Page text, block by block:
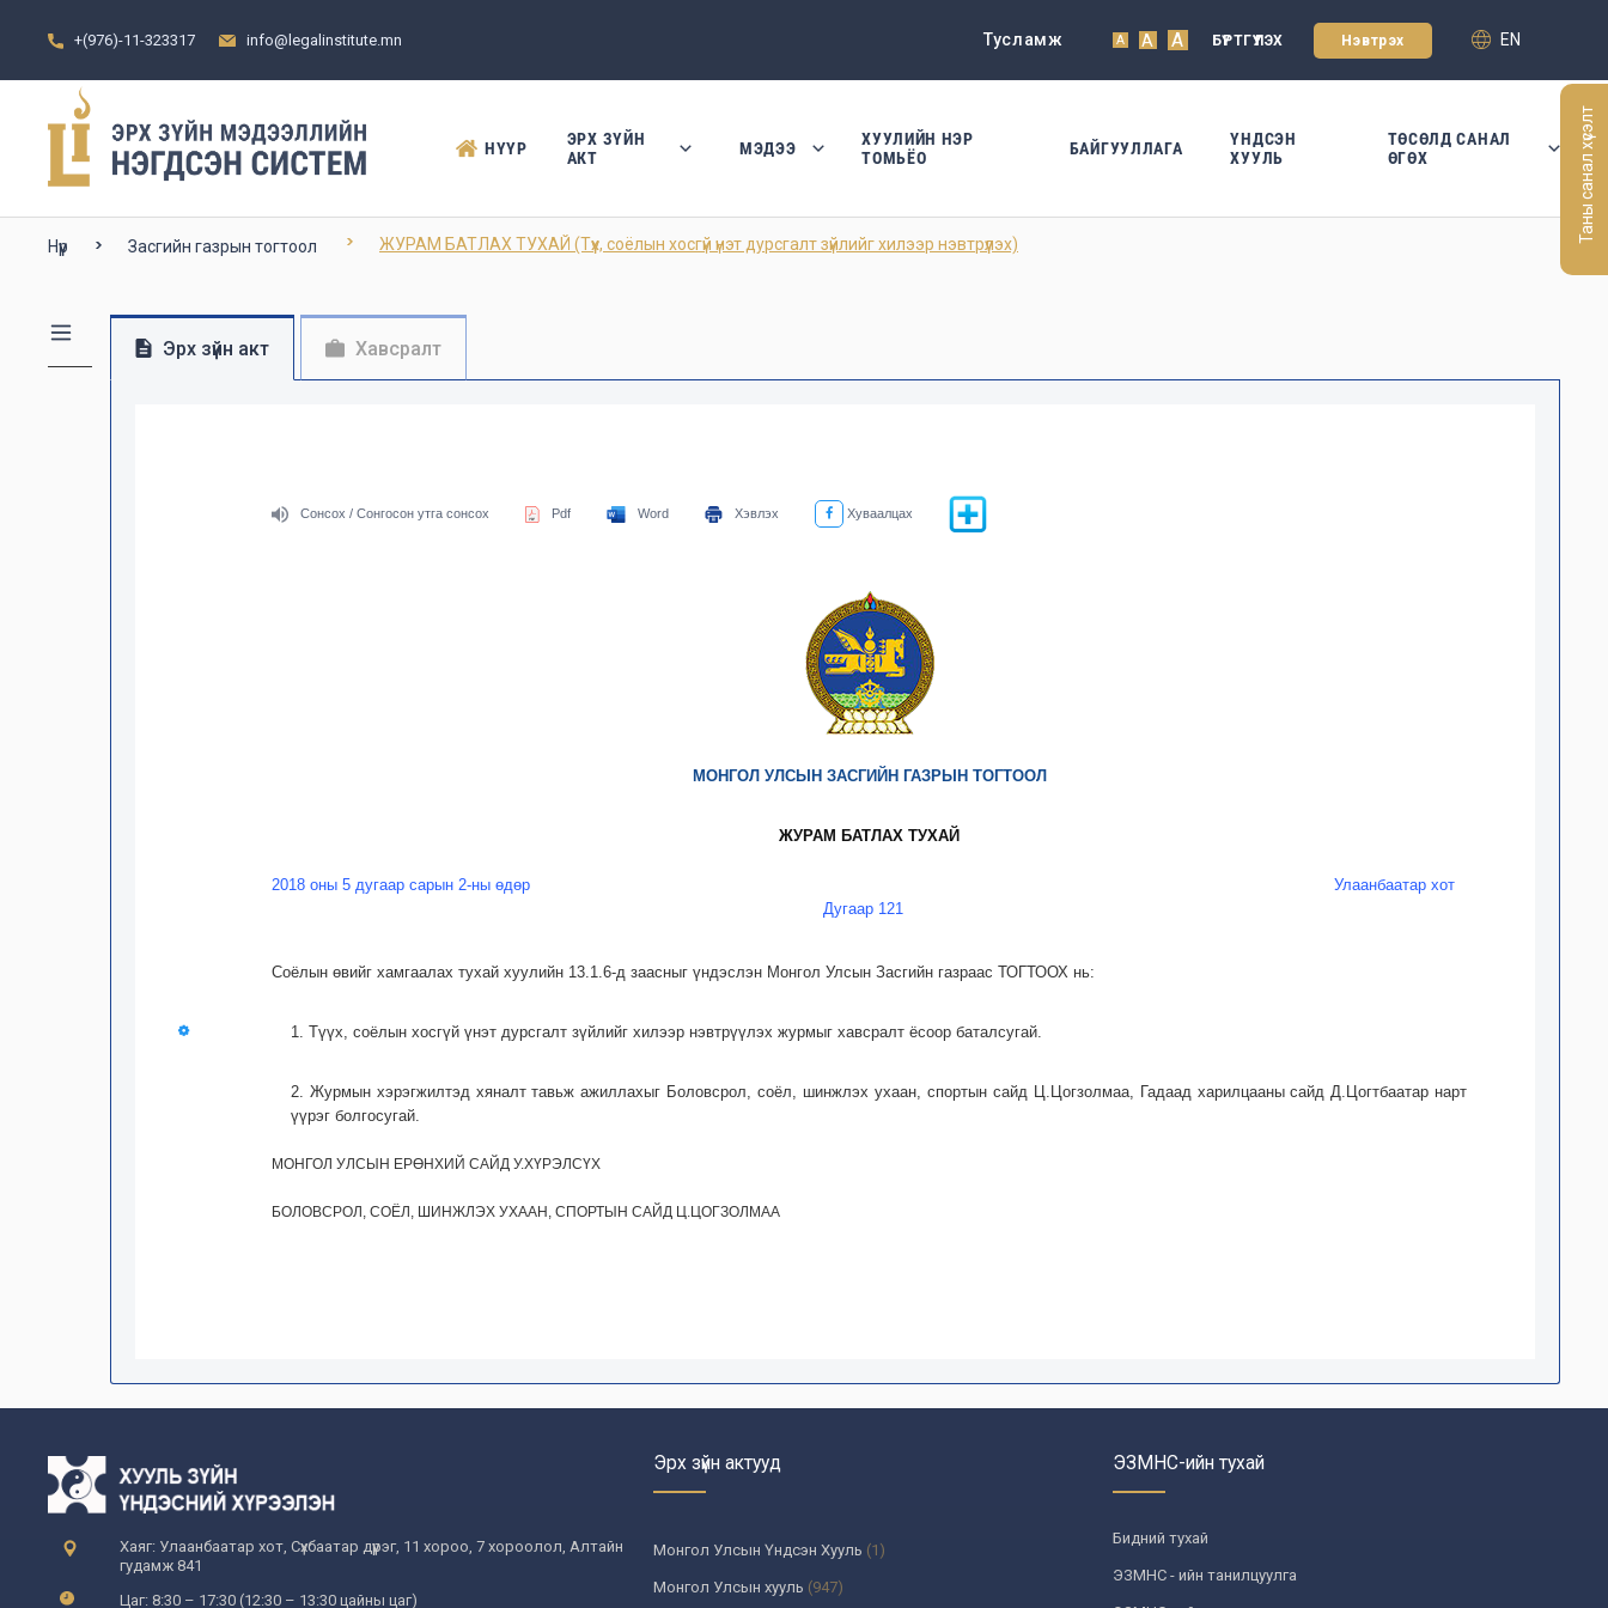
+(976)-11-323317 info@legalinstitute.mn Тусламж A A A БҮРТГҮҮЛЭХ Нэвтрэх EN
НҮҮР
ЭРХ ЗҮЙН
АКТ
МЭДЭЭ
ХУУЛИЙН НЭР
ТОМЬЁО
БАЙГУУЛЛАГА
ҮНДСЭН
ХУУЛЬ
ТӨСӨЛД САНАЛ
ӨГӨХ
Нүүр Засгийн газрын тогтоол ЖУРАМ БАТЛАХ ТУХАЙ (Түүх, соёлын хосгүй үнэт дурсгалт зүйлийг хилээр нэвтрүүлэх)
Эрх зүйн акт Хавсралт
Сонсох / Сонгосон утга сонсох Pdf Word Хэвлэх Хуваалцах
МОНГОЛ УЛСЫН ЗАСГИЙН ГАЗРЫН ТОГТООЛ
ЖУРАМ БАТЛАХ ТУХАЙ
2018 оны 5 дугаар сарын 2-ны өдөр
Дугаар 121
Улаанбаатар хот
Соёлын өвийг хамгаалах тухай хуулийн 13.1.6-д заасныг үндэслэн Монгол Улсын Засгийн газраас ТОГТООХ нь:
1. Түүх, соёлын хосгүй үнэт дурсгалт зүйлийг хилээр нэвтрүүлэх журмыг хавсралт ёсоор баталсугай.
2. Журмын хэрэгжилтэд хяналт тавьж ажиллахыг Боловсрол, соёл, шинжлэх ухаан, спортын сайд Ц.Цогзолмаа, Гадаад харилцааны сайд Д.Цогтбаатар нарт
үүрэг болгосугай.
МОНГОЛ УЛСЫН ЕРӨНХИЙ САЙД У.ХҮРЭЛСҮХ
БОЛОВСРОЛ, СОЁЛ, ШИНЖЛЭХ УХААН, СПОРТЫН САЙД Ц.ЦОГЗОЛМАА
Хаяг: Улаанбаатар хот, Сүхбаатар дүүрэг, 11 хороо, 7 хороолол, Алтайн
гудамж 841
Цаг: 8:30 – 17:30 (12:30 – 13:30 цайны цаг)
Эрх зүйн актууд
Монгол Улсын Үндсэн Хууль (1)
Монгол Улсын хууль (947)
ЭЗМНС-ийн тухай
Бидний тухай
ЭЗМНС - ийн танилцуулга
Таны санал хүсэлт